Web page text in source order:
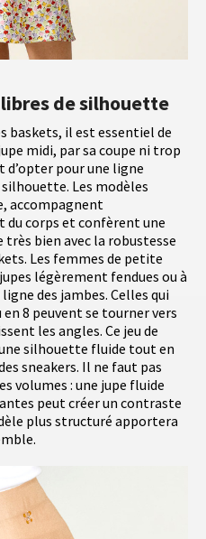
de silhouette
baskets, il est essentiel de
midi, par sa coupe ni trop
pour une ligne
Les modèles
accompagnent
corps et confèrent une
très bien avec la robustesse
Les femmes de petite
légèrement fendues ou à
des jambes. Celles qui
8 peuvent se tourner vers
les angles. Ce jeu de
silhouette fluide tout en
sneakers. Il ne faut pas
volumes : une jupe fluide
peut créer un contraste
plus structuré apportera